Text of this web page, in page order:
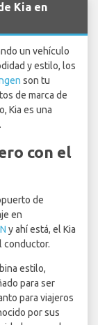
Kia en
un vehículo
y estilo, los
son tu
de marca de
Kia es una
con el
de
en
y ahí está, el Kia
conductor.
estilo,
para ser
para viajeros
por sus